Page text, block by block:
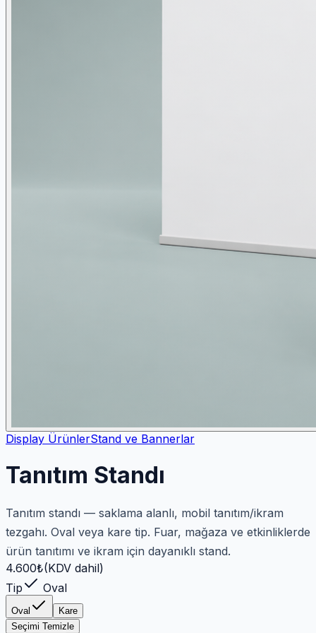
Display ÜrünlerStand ve Bannerlar
Tanıtım Standı
Tanıtım standı — saklama alanlı, mobil tanıtım/ikram
tezgahı. Oval veya kare tip. Fuar, mağaza ve etkinliklerde
ürün tanıtımı ve ikram için dayanıklı stand.
4.600₺(KDV dahil)
Tip
Oval
Oval
Kare
Seçimi Temizle